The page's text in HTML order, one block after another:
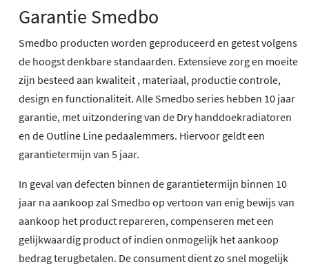
Garantie Smedbo
Smedbo producten worden geproduceerd en getest volgens
de hoogst denkbare standaarden. Extensieve zorg en moeite
zijn besteed aan kwaliteit , materiaal, productie controle,
design en functionaliteit. Alle Smedbo series hebben 10 jaar
garantie, met uitzondering van de Dry handdoekradiatoren
en de Outline Line pedaalemmers. Hiervoor geldt een
garantietermijn van 5 jaar.
In geval van defecten binnen de garantietermijn binnen 10
jaar na aankoop zal Smedbo op vertoon van enig bewijs van
aankoop het product repareren, compenseren met een
gelijkwaardig product of indien onmogelijk het aankoop
bedrag terugbetalen. De consument dient zo snel mogelijk